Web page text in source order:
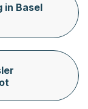
in Basel